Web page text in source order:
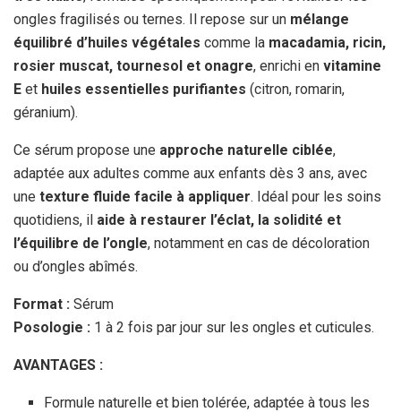
ongles fragilisés ou ternes. Il repose sur un mélange
équilibré d’huiles végétales comme la macadamia, ricin,
rosier muscat, tournesol et onagre, enrichi en vitamine
E et huiles essentielles purifiantes (citron, romarin,
géranium).
Ce sérum propose une approche naturelle ciblée,
adaptée aux adultes comme aux enfants dès 3 ans, avec
une texture fluide facile à appliquer. Idéal pour les soins
quotidiens, il aide à restaurer l’éclat, la solidité et
l’équilibre de l’ongle, notamment en cas de décoloration
ou d’ongles abîmés.
Format : Sérum
Posologie : 1 à 2 fois par jour sur les ongles et cuticules.
AVANTAGES :
Formule naturelle et bien tolérée, adaptée à tous les